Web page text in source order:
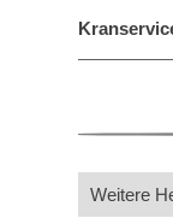
Weitere